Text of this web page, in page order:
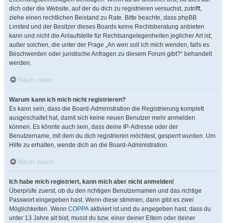
dich oder die Website, auf der du dich zu registrieren versuchst, zutrifft,
ziehe einen rechtlichen Beistand zu Rate. Bitte beachte, dass phpBB
Limited und der Besitzer dieses Boards keine Rechtsberatung anbieten
kann und nicht die Anlaufstelle für Rechtsangelegenheiten jeglicher Art ist;
außer solchen, die unter der Frage „An wen soll ich mich wenden, falls es
Beschwerden oder juristische Anfragen zu diesem Forum gibt?“ behandelt
werden.
Nach oben
Warum kann ich mich nicht registrieren?
Es kann sein, dass die Board-Administration die Registrierung komplett
ausgeschaltet hat, damit sich keine neuen Benutzer mehr anmelden
können. Es könnte auch sein, dass deine IP-Adresse oder der
Benutzername, mit dem du dich registrieren möchtest, gesperrt wurden. Um
Hilfe zu erhalten, wende dich an die Board-Administration.
Nach oben
Ich habe mich registriert, kann mich aber nicht anmelden!
Überprüfe zuerst, ob du den richtigen Benutzernamen und das richtige
Passwort eingegeben hast. Wenn diese stimmen, dann gibt es zwei
Möglichkeiten. Wenn COPPA aktiviert ist und du angegeben hast, dass du
unter 13 Jahre alt bist, musst du bzw. einer deiner Eltern oder deiner